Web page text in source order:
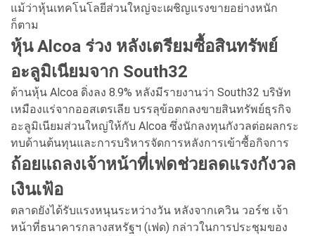
แม้ว่าหุ้นเทคโนโลยีส่วนใหญ่จะเผชิญแรงขายอย่างหนัก
ก็ตาม
หุ้น Alcoa ร่วง หลังเตรียมซื้อสินทรัพย์
อะลูมิเนียมจาก South32
ด้านหุ้น Alcoa ดิ่งลง 8.9% หลังมีรายงานว่า South32 บริษัท
เหมืองแร่จากออสเตรเลีย บรรลุข้อตกลงขายสินทรัพย์ธุรกิจ
อะลูมิเนียมส่วนใหญ่ให้กับ Alcoa ซึ่งนักลงทุนกังวลต่อผลกระ
ทบด้านต้นทุนและการบริหารจัดการหลังการเข้าซื้อกิจการ
ถ้อยแถลงเจ้าหน้าที่เฟดช่วยลดแรงกังวล
เงินเฟ้อ
ตลาดยังได้รับแรงหนุนระหว่างวัน หลังจากเควิน วอร์ช เจ้า
หน้าที่ธนาคารกลางสหรัฐฯ (เฟด) กล่าวในการประชุมของ